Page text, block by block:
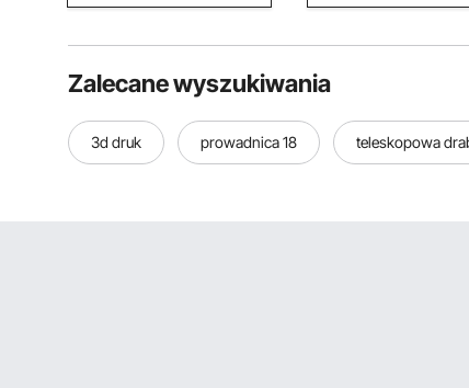
Zalecane wyszukiwania
3d druk prowadnica 18 teleskopowa